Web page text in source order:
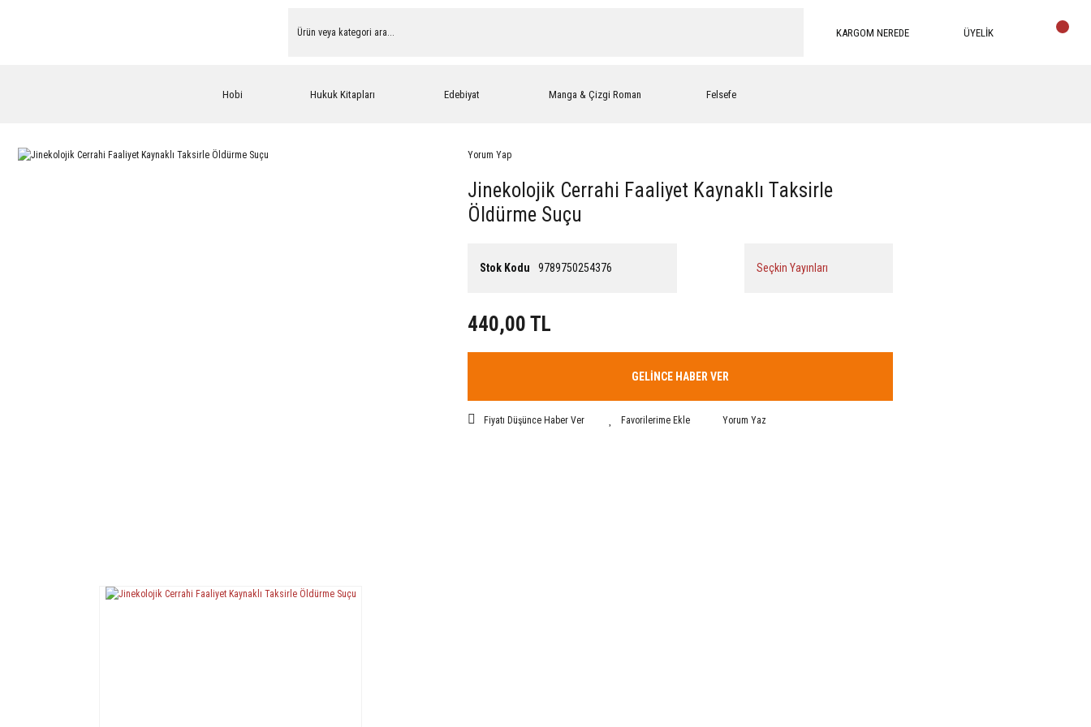
KARGOM NEREDE ÜYELİK
Hobi Hukuk Kitapları Edebiyat Manga & Çizgi Roman Felsefe
Yorum Yap
Jinekolojik Cerrahi Faaliyet Kaynaklı Taksirle
Öldürme Suçu
Stok Kodu 9789750254376 Seçkin Yayınları
440,00 TL
GELİNCE HABER VER
Fiyatı Düşünce Haber Ver Yorum Yaz